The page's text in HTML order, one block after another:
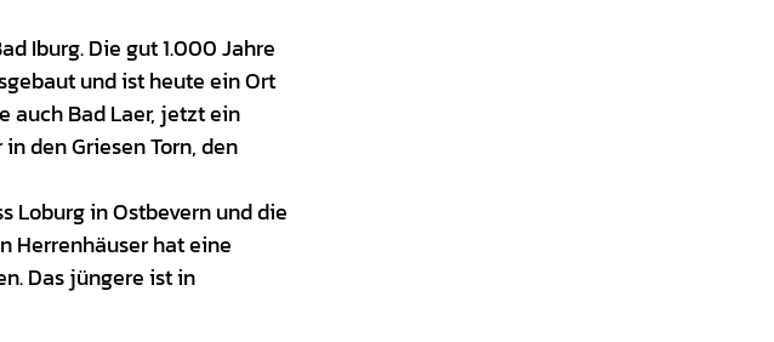
Iburg. Die gut 1.000 Jahre
und ist heute ein Ort
auch Bad Laer, jetzt ein
den Griesen Torn, den
Loburg in Ostbevern und die
Herrenhäuser hat eine
Das jüngere ist in